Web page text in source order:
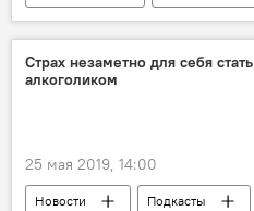
Страх незаметно для себя стать
алкоголиком
25 мая 2019, 14:00
Новости Подкасты